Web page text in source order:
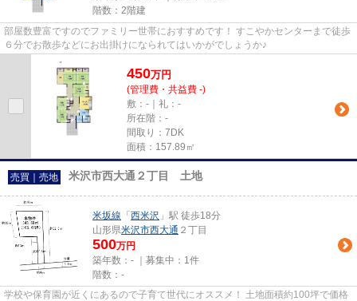
階数：2階建
部屋数豊富ですのでファミリー世帯におすすめです！ すこやかセンターまで徒歩
６分でお散歩などにお出掛けになられてはいかがでしょうか♪
450万円
(管理費・共益費 -)
敷：-｜礼：-
所在階：-
間取り：7DK
面積：157.89㎡
売買｜売地 米沢市西大通２丁目 土地
米坂線 「 西米沢 」駅 徒歩18分
山形県米沢市西大通 ２丁目
500万円
築年数：- ｜募集中： 1件
階数：-
学校や保育園が近くにあるので子育て世代にオススメ！ 土地面積約100坪で価格